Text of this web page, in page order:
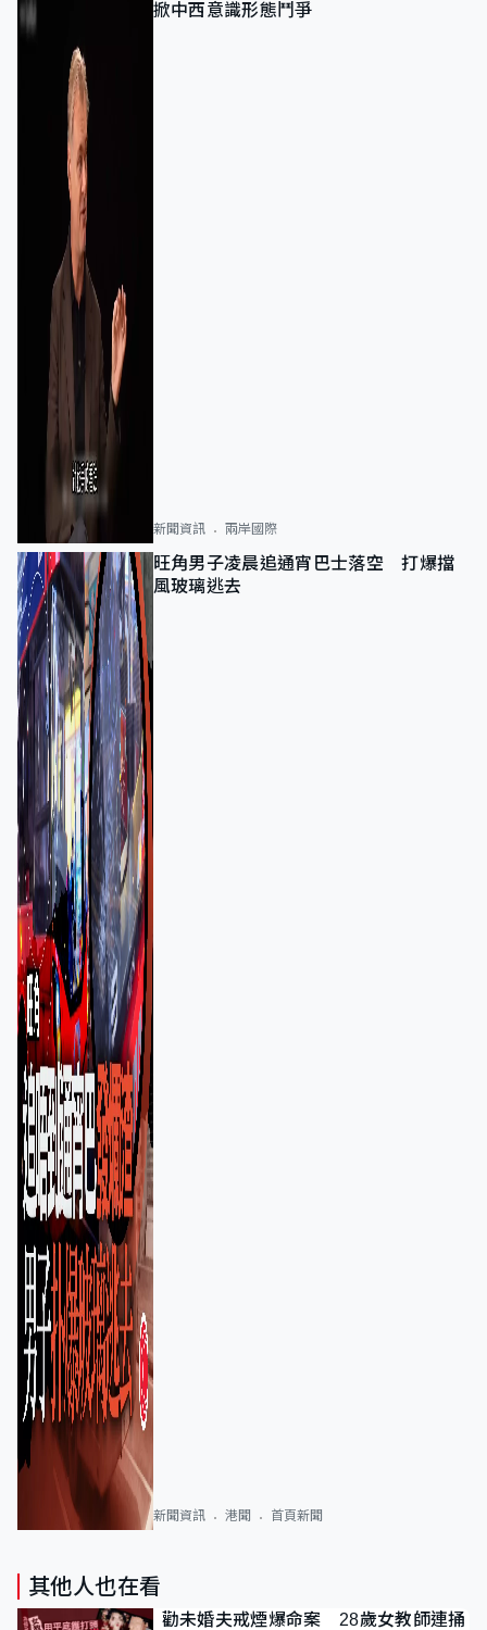
掀中西意識形態鬥爭
新聞資訊 兩岸國際
旺角男子凌晨追通宵巴士落空 打爆擋
風玻璃逃去
新聞資訊 港聞 首頁新聞
其他人也在看
勸未婚夫戒煙爆命案 28歲女教師連捅